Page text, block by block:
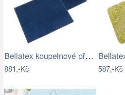
Bellatex koupelnové předložky BANYGOLD…
881,-Kč 587,-Kč